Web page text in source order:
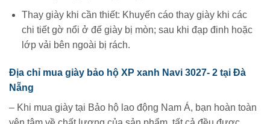
Thay giày khi cần thiết: Khuyến cáo thay giày khi các
chi tiết gờ nổi ở đế giày bị mòn; sau khi đạp đinh hoặc
lớp vải bên ngoài bị rách.
Địa chỉ mua giày bảo hộ XP xanh Navi 3027- 2 tại Đà
Nẵng
– Khi mua giày tại Bảo hộ lao động Nam Á, bạn hoàn toàn